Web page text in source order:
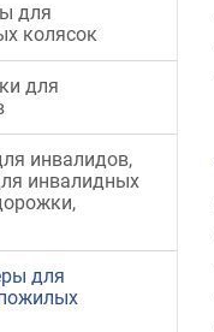
для
колясок
для
инвалидов,
инвалидных
для